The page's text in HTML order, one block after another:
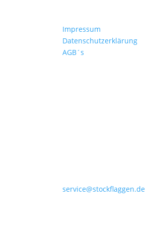
Impressum
Datenschutzerklärung
AGB´s
service@stockflaggen.de